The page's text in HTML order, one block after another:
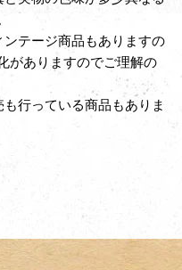
テージ商品もありますの
がありますのでご理解の
行っている商品もありま